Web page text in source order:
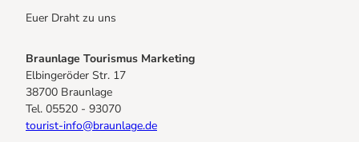
Euer Draht zu uns
Braunlage Tourismus Marketing
Elbingeröder Str. 17
38700 Braunlage
Tel. 05520 - 93070
tourist-info@braunlage.de